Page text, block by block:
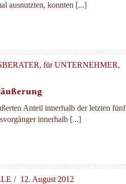
ausnutzten, konnten [...]
, für UNTERNEHMER,
Anteil innerhalb der letzten fünf
innerhalb [...]
12. August 2012